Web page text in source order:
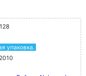
упаковка.